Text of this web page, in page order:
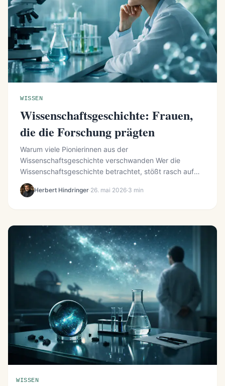
WISSEN
Wissenschaftsgeschichte: Frauen,
die die Forschung prägten
Warum viele Pionierinnen aus der
Wissenschaftsgeschichte verschwanden Wer die
Wissenschaftsgeschichte betrachtet, stößt rasch auf
ein auffälliges Muster: Zahlreiche Entdeckunge...
Herbert Hindringer·26. mai 2026·3 min
WISSEN